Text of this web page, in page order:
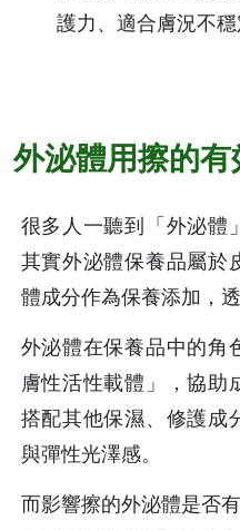
護力、適合膚況不穩
外泌體用擦的有
很多人一聽到「外泌體
其實外泌體保養品屬於
體成分作為保養添加，
外泌體在保養品中的角
膚性活性載體」，協助
搭配其他保濕、修護成
與彈性光澤感。
而影響擦的外泌體是否